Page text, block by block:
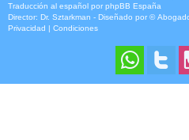
Traducción al español por phpBB España
Director: Dr. Sztarkman - Diseñado por ©
Privacidad | Condiciones